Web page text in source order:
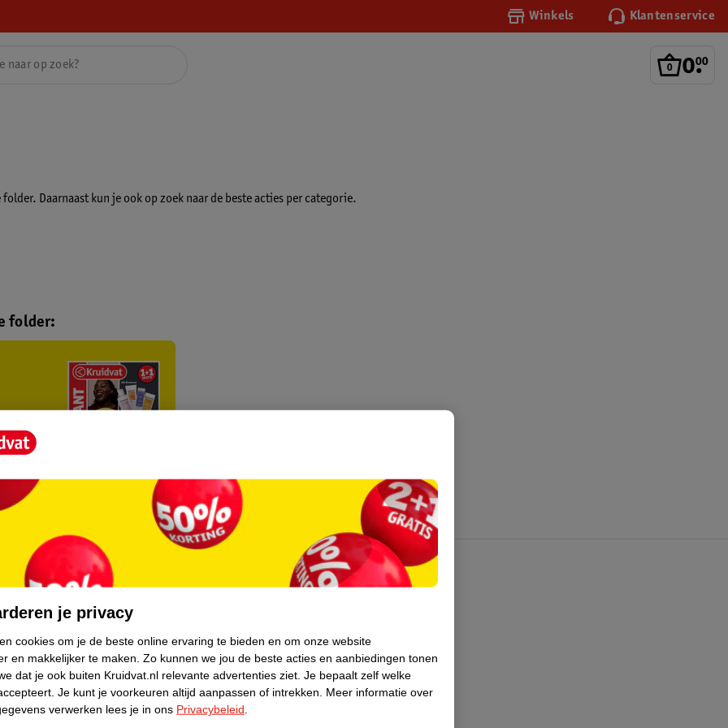
Winkels Klantenservice
0.
00
Daarnaast kun je ook op zoek naar de beste acties per categorie.
folder:
Over Kruidvat
Pers
Winkelformule
Bedrijfsgegevens
je privacy
cookies om je de beste online ervaring te bieden en om onze website
en makkelijker te maken. Zo kunnen we jou de beste acties en aanbiedingen tonen
dat je ook buiten Kruidvat.nl relevante advertenties ziet. Je bepaalt zelf welke
Je kunt je voorkeuren altijd aanpassen of intrekken.
Meer informatie over
verwerken lees je in ons Privacybeleid